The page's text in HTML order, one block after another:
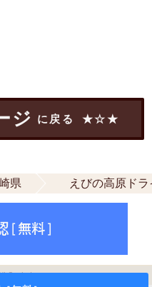
県 えびの高原ド
ジ に戻る
Co.,Ltd.